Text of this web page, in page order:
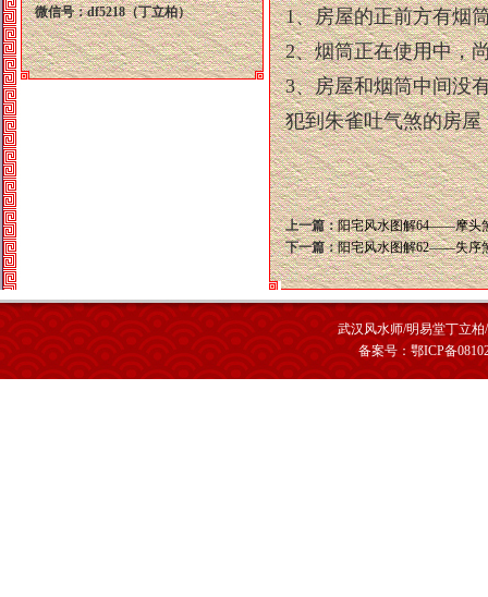
微信号：df5218（丁立柏）
1、房屋的正前方有烟
2、烟筒正在使用中，
3、房屋和烟筒中间没
犯到朱雀吐气煞的房
上一篇：阳宅风水图解64——摩头
下一篇：阳宅风水图解62——失序
武汉风水师/明易堂丁立柏/
备案号：鄂ICP备